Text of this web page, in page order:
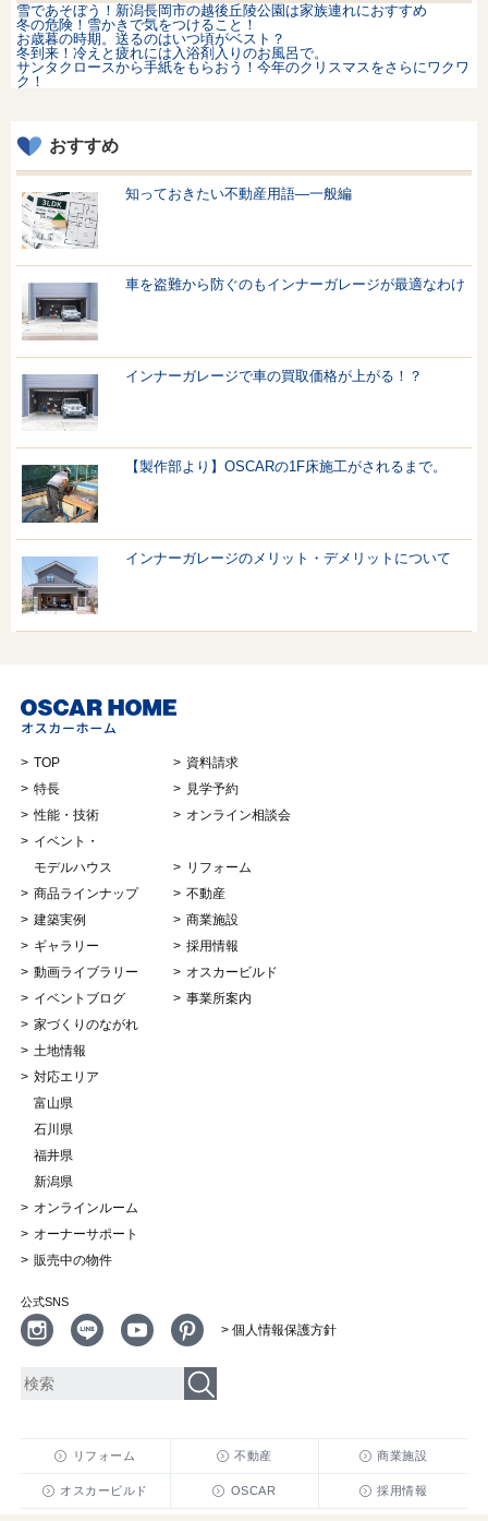
雪であそぼう！新潟長岡市の越後丘陵公園は家族連れにおすすめ
冬の危険！雪かきで気をつけること！
お歳暮の時期。送るのはいつ頃がベスト？
冬到来！冷えと疲れには入浴剤入りのお風呂で。
サンタクロースから手紙をもらおう！今年のクリスマスをさらにワクワ
ク！
おすすめ
知っておきたい不動産用語—一般編
車を盗難から防ぐのもインナーガレージが最適なわけ
インナーガレージで車の買取価格が上がる！？
【製作部より】OSCARの1F床施工がされるまで。
インナーガレージのメリット・デメリットについて
TOP
特長
性能・技術
イベント・
モデルハウス
商品ラインナップ
建築実例
ギャラリー
動画ライブラリー
イベントブログ
家づくりのながれ
土地情報
対応エリア
富山県
石川県
福井県
新潟県
オンラインルーム
オーナーサポート
販売中の物件
資料請求
見学予約
オンライン相談会
リフォーム
不動産
商業施設
採用情報
オスカービルド
事業所案内
公式SNS
> 個人情報保護方針
リフォーム 不動産 商業施設
オスカービルド OSCAR 採用情報